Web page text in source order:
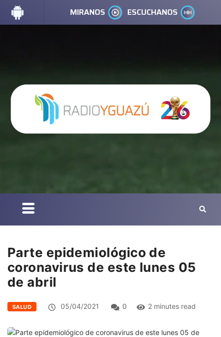
MIRANOS ESCUCHANOS
Parte epidemiológico de
coronavirus de este lunes 05
de abril
SALUD 05/04/2021 0 2 minutes read